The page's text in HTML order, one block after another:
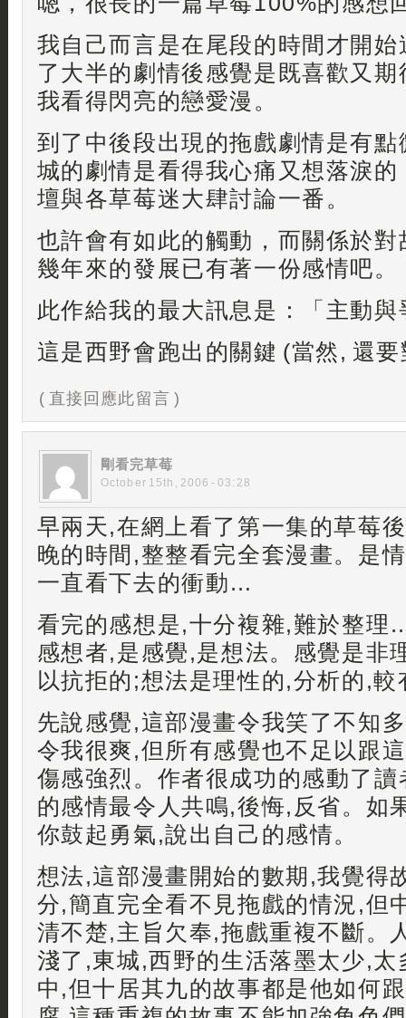
我自己而言是在尾段的時間才開
了大半的劇情後感覺是既喜歡又期
我看得閃亮的戀愛漫。
到了中後段出現的拖戲劇情是有
城的劇情是看得我心痛又想落淚的
壇與各草莓迷大肆討論一番。
也許會有如此的觸動，而關係於
幾年來的發展已有著一份感情吧。
此作給我的最大訊息是：「主動與
這是西野會跑出的關鍵 (當然, 還
( 直接回應此留言 )
剛看完草莓
October 15th, 2006 - 03:28
早兩天,在網上看了第一集的草莓
晚的時間,整整看完全套漫畫。是
一直看下去的衝動…
看完的感想是,十分複雜,難於整理
感想者,是感覺,是想法。感覺是非
以抗拒的;想法是理性的,分析的,較
先說感覺,這部漫畫令我笑了不知
令我很爽,但所有感覺也不足以跟
傷感強烈。作者很成功的感動了
的感情最令人共鳴,後悔,反省。如
你鼓起勇氣,說出自己的感情。
想法,這部漫畫開始的數期,我覺得
分,簡直完全看不見拖戲的情況,但
清不楚,主旨欠奉,拖戲重複不斷。
淺了,東城,西野的生活落墨太少,太
中,但十居其九的故事都是他如何